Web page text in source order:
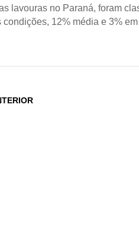
lavouras no Paraná, foram
condições, 12% média e 3%